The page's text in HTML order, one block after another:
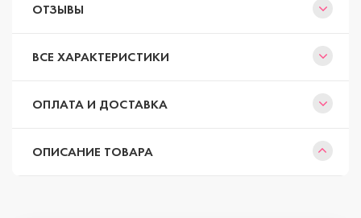
ОТЗЫВЫ
ВСЕ ХАРАКТЕРИСТИКИ
ОПЛАТА И ДОСТАВКА
ОПИСАНИЕ ТОВАРА